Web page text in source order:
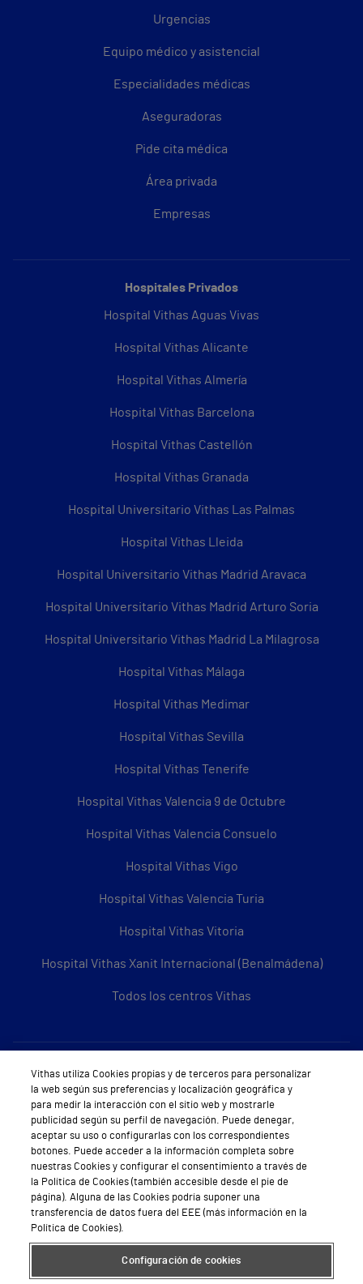
Urgencias
Equipo médico y asistencial
Especialidades médicas
Aseguradoras
Pide cita médica
Área privada
Empresas
Hospitales Privados
Hospital Vithas Aguas Vivas
Hospital Vithas Alicante
Hospital Vithas Almería
Hospital Vithas Barcelona
Hospital Vithas Castellón
Hospital Vithas Granada
Hospital Universitario Vithas Las Palmas
Hospital Vithas Lleida
Hospital Universitario Vithas Madrid Aravaca
Hospital Universitario Vithas Madrid Arturo Soria
Hospital Universitario Vithas Madrid La Milagrosa
Hospital Vithas Málaga
Hospital Vithas Medimar
Hospital Vithas Sevilla
Hospital Vithas Tenerife
Hospital Vithas Valencia 9 de Octubre
Hospital Vithas Valencia Consuelo
Hospital Vithas Vigo
Hospital Vithas Valencia Turia
Hospital Vithas Vitoria
Hospital Vithas Xanit Internacional (Benalmádena)
Todos los centros Vithas
Sobre Vithas
Quiénes somos
Trabajar en Vithas
Teléfono Cita Médica
Teléfono Atención al Cliente
Política de seguridad y salud en el trabajo
Conoce a Supervita
Vithas utiliza Cookies propias y de terceros para personalizar
la web según sus preferencias y localización geográfica y
para medir la interacción con el sitio web y mostrarle
publicidad según su perfil de navegación. Puede denegar,
aceptar su uso o configurarlas con los correspondientes
botones. Puede acceder a la información completa sobre
nuestras Cookies y configurar el consentimiento a través de
la Política de Cookies (también accesible desde el pie de
página). Alguna de las Cookies podría suponer una
transferencia de datos fuera del EEE (más información en la
Política de Cookies).
Configuración de cookies